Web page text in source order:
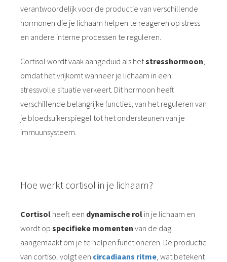
verantwoordelijk voor de productie van verschillende
hormonen die je lichaam helpen te reageren op stress
en andere interne processen te reguleren.
Cortisol wordt vaak aangeduid als hetstresshormoon
omdat het vrijkomt wanneer je lichaam in een
stressvolle situatie verkeert. Dit hormoon heeft
verschillende belangrijke functies, van het reguleren van
je bloedsuikerspiegel tot het ondersteunen van je
immuunsysteem.
Hoe werkt cortisol in je lichaam?
Cortisol heeft een dynamische rol in je lichaam en
wordt op specifieke momenten van de dag
aangemaakt om je te helpen functioneren. De productie
van cortisol volgt een circadiaans ritme , wat betekent